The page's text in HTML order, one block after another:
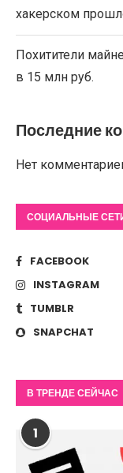
хакерском
Похитители
в 15 млн руб.
Последние
Нет
СОЦИАЛЬНЫЕ
FACEBOOK
INSTAGRAM
TUMBLR
SNAPCHAT
В ТРЕНДЕ СЕЙЧАС
1